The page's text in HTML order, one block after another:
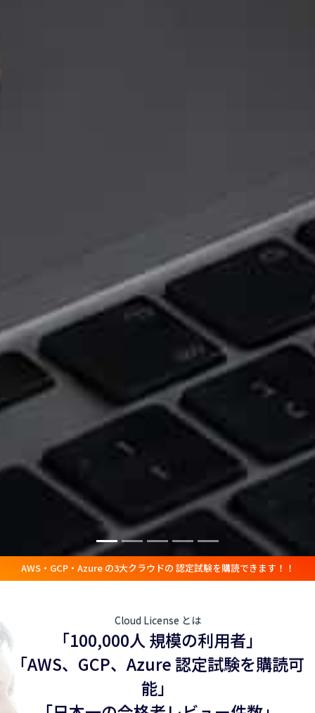
AWS・GCP・Azure の3大クラウドの 認定試験を購読できます！！
Cloud License とは
「100,000人 規模の利用者」
「AWS、GCP、Azure 認定試験を購読可
能」